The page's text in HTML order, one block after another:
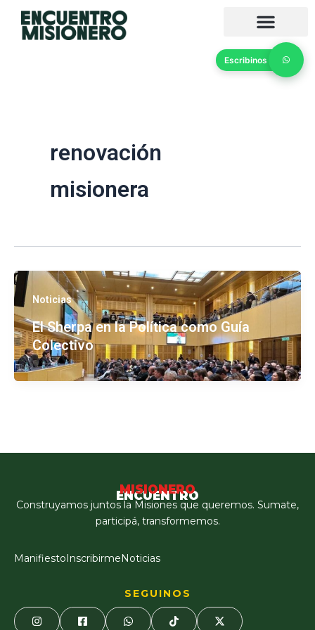
renovación
misionera
Noticias
El Sherpa en la Política como Guía
Colectivo
ENCUENTRO
MISIONERO
Construyamos juntos la Misiones que queremos. Sumate,
participá, transformemos.
ManifiestoInscribirmeNoticias
SEGUINOS
Escribinos